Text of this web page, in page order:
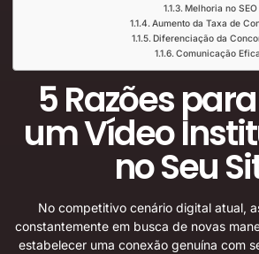
Melhoria no SEO
Aumento da Taxa de
Diferenciação da
Comunicação
5 Razões
um Vídeo
no Seu
No competitivo cenário digital atual,
constantemente em busca de novas
estabelecer uma conexão genuína com